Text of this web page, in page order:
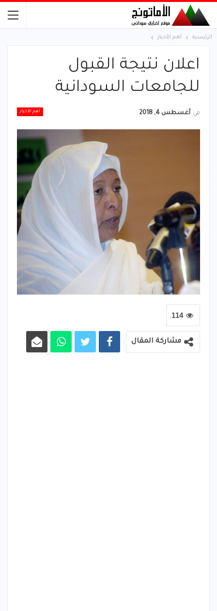
الرئيسية أهم الأخبار
اعلان نتيجة القبول
للجامعات السودانية
أهم الأخبار في أغسطس 4, 2018
114
مشاركة المقال